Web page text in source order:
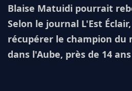
Blaise Matuidi pourrait
Selon le journal L'Est
récupérer le champion du
dans l'Aube, près de 14